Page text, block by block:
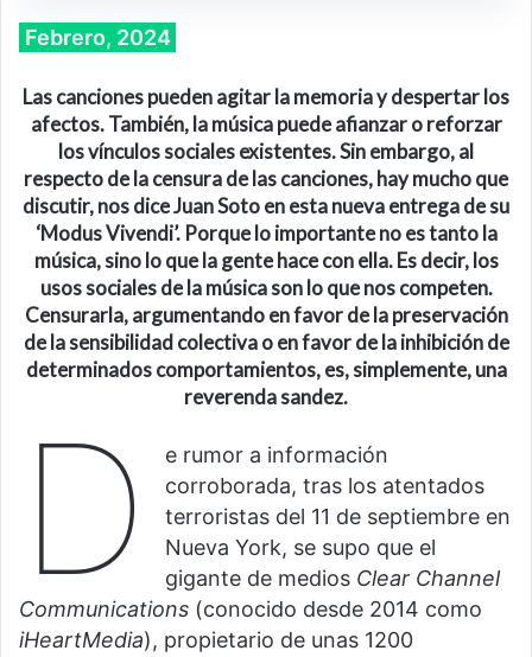
Febrero, 2024
Las canciones pueden agitar la memoria y despertar los
afectos.También, la música puede afianzar o reforzar
los vínculos sociales existentes. Sin embargo, al
respecto de la censura de las canciones,hay mucho que
discutir, nos dice Juan Soto en esta nueva entrega de su
‘Modus Vivendi’. Porque lo importante no es tanto la
música, sino lo que la gente hace con ella. Es decir,los
usos sociales de la música son lo que nos competen.
Censurarla, argumentando en favor de la preservación
de la sensibilidad colectiva o en favor de la inhibición de
determinados comportamientos,es, simplemente, una
reverenda sandez.
D
e rumor a información
corroborada, tras los atentados
terroristas del 11 de septiembre en
Nueva York, se supo que el
gigante de medios Clear Channel
Communications (conocido desde 2014 como
iHeartMedia), propietario de unas 1200